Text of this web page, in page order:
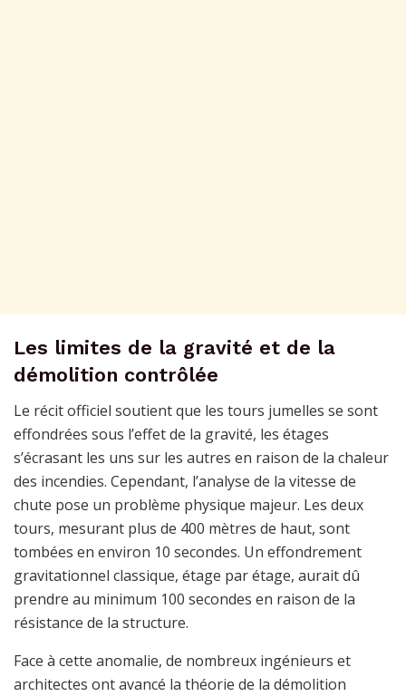
Les limites de la gravité et de la
démolition contrôlée
Le récit officiel soutient que les tours jumelles se sont
effondrées sous l’effet de la gravité, les étages
s’écrasant les uns sur les autres en raison de la chaleur
des incendies. Cependant, l’analyse de la vitesse de
chute pose un problème physique majeur. Les deux
tours, mesurant plus de 400 mètres de haut, sont
tombées en environ 10 secondes. Un effondrement
gravitationnel classique, étage par étage, aurait dû
prendre au minimum 100 secondes en raison de la
résistance de la structure.
Face à cette anomalie, de nombreux ingénieurs et
architectes ont avancé la théorie de la démolition